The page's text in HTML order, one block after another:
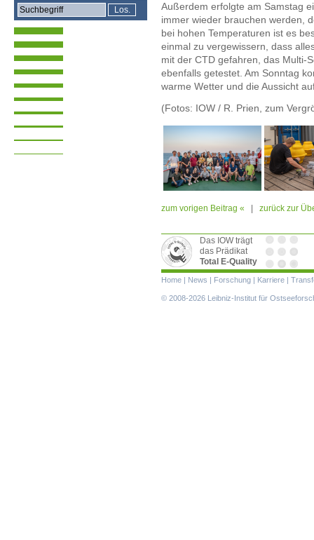
Außerdem erfolgte am Samstag
immer wieder brauchen werden,
bei hohen Temperaturen ist es
einmal zu vergewissern, dass
mit der CTD gefahren, das Multi-
ebenfalls getestet. Am Sonntag
warme Wetter und die Aussicht
(Fotos: IOW / R. Prien, zum
zum vorigen Beitrag « | zurück zur
Das IOW trägt
das Prädikat
Total E-Quality
Navigation
Home News Forschung Karriere
© 2008-2026 Leibniz-Institut für